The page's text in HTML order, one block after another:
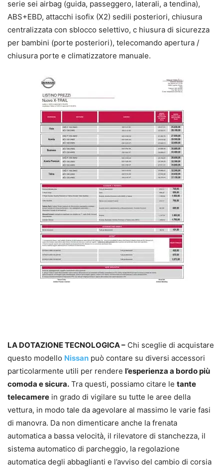
serie sei airbag (guida, passeggero, laterali, a tendina),
ABS+EBD, attacchi isofix (X2) sedili posteriori, chiusura
centralizzata con sblocco selettivo, c hiusura di sicurezza
per bambini (porte posteriori), telecomando apertura /
chiusura porte e climatizzatore manuale.
LA DOTAZIONE TECNOLOGICA – Chi sceglie di acquistare
questo modello Nissan può contare su diversi accessori
particolarmente utili per rendere l’esperienza a bordo più
comoda e sicura. Tra questi, possiamo citare le tante
telecamere in grado di vigilare su tutte le aree della
vettura, in modo tale da agevolare al massimo le varie fasi
di manovra. Da non dimenticare anche la frenata
automatica a bassa velocità, il rilevatore di stanchezza, il
sistema automatico di parcheggio, la regolazione
automatica degli abbaglianti e l’avviso del cambio di corsia